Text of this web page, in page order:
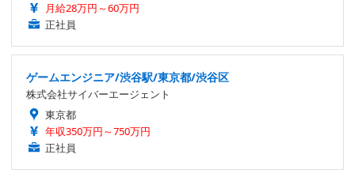
月給28万円～60万円
正社員
ゲームエンジニア/渋谷駅/東京都/渋谷区
株式会社サイバーエージェント
東京都
年収350万円～750万円
正社員